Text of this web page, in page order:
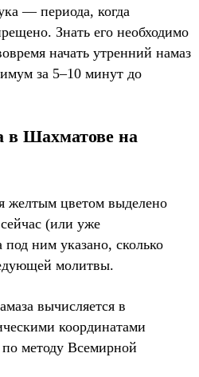
— периода, когда
Знать его необходимо
начать утренний намаз
за 5–10 минут до
в Шахматове на
желтым цветом выделено
(или уже
ним указано, сколько
молитвы.
вычисляется в
координатами
методу Всемирной